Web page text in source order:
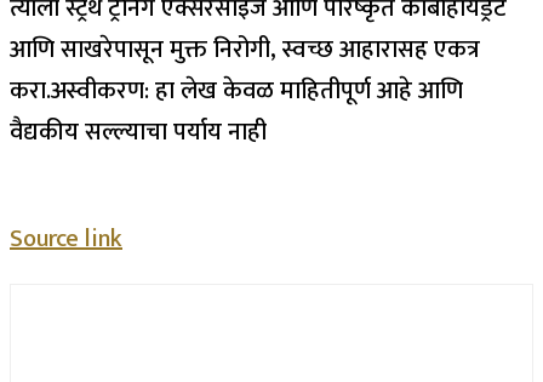
त्याला स्ट्रेंथ ट्रेनिंग एक्सरसाइज आणि परिष्कृत कार्बोहायड्रेट
आणि साखरेपासून मुक्त निरोगी, स्वच्छ आहारासह एकत्र
करा.अस्वीकरण: हा लेख केवळ माहितीपूर्ण आहे आणि
वैद्यकीय सल्ल्याचा पर्याय नाही
Source link